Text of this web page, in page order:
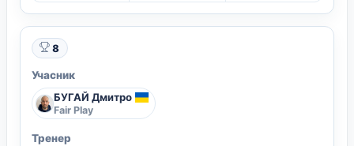
8
Учасник
БУГАЙ Дмитро
Fair Play
Тренер